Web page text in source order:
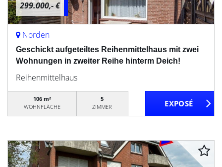
299.000,- €
Norden
Geschickt aufgeteiltes Reihenmittelhaus mit zwei
Wohnungen in zweiter Reihe hinterm Deich!
Reihenmittelhaus
106 m²
WOHNFLÄCHE
5
ZIMMER